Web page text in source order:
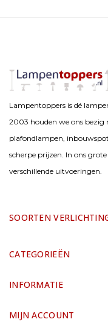
Lampentoppers is dé
2003 houden we ons bezig
plafondlampen,
scherpe prijzen. In ons
verschillende uitvoeringen.
SOORTEN
CATEGORIEËN
INFORMATIE
MIJN ACCOUNT